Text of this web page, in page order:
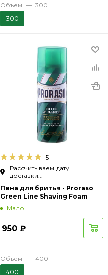
Объем — 300
300
5
Рассчитываем дату
доставки...
Пена для бритья - Proraso
Green Line Shaving Foam
Мало
950 ₽
Объем — 400
400